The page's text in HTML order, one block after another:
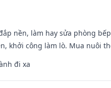
nền, làm hay sửa phòng
khởi công làm lò. Mua nuôi
đi xa